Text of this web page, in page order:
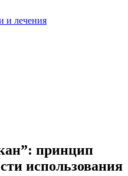
и лечения
принцип
использования